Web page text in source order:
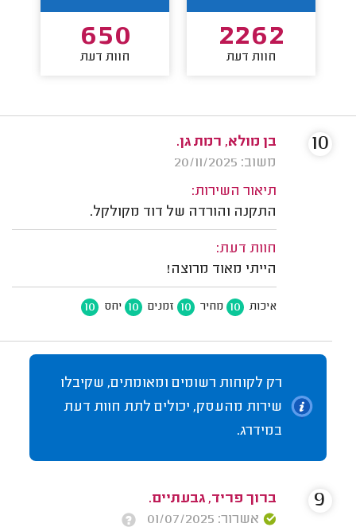
2262
חוות דעת
650
חוות דעת
בן מולא, רמת גן.
משוב: 20/11/2025
תיאור השירות:
התקנה והורדה של דוד מקולקל.
חוות דעת:
הייתי מאוד מרוצה!
איכות 10 מחיר 10 זמנים 10 יחס 10
10
רק לקוחות רשומים ומאומתים, שקיבלו
שירות מהעסק, יכולים לתת חוות דעת
במידרג.
ברוך פריד, גבעתיים.
אשרור: 01/07/2025
9